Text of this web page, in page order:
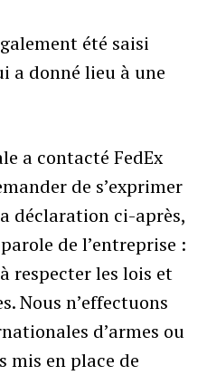
été saisi
a donné lieu à une
a contacté FedEx
de s’exprimer
déclaration ci-après,
de l’entreprise :
à respecter les lois et
Nous n’effectuons
d’armes ou
mis en place de